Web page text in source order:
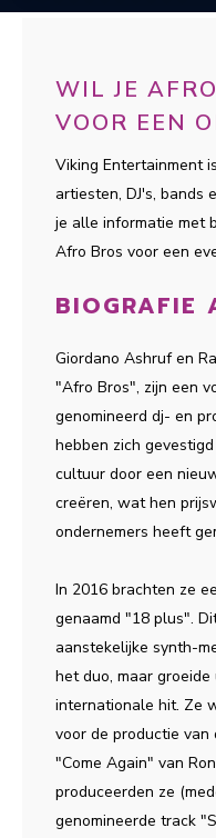
WIL JE
VOOR EEN
Viking Entertainment
artiesten, DJ's, bands
je alle informatie met
Afro Bros voor een
BIOGRAFIE
Giordano Ashruf en
"Afro Bros", zijn een
genomineerd dj- en
hebben zich
cultuur door een
creëren, wat hen
ondernemers heeft
In 2016 brachten ze
genaamd "18 plus".
aanstekelijke synth-
het duo, maar
internationale hit. Ze
voor de productie van
"Come Again" van
produceerden ze
genomineerde track